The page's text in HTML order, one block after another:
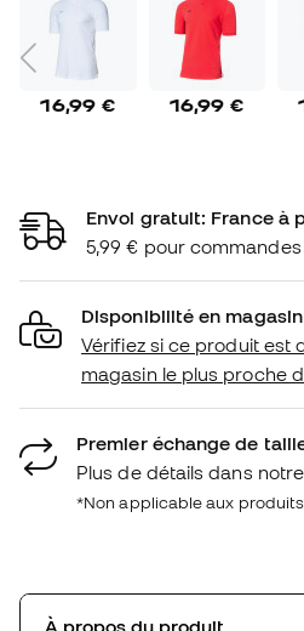
16,99 € 16,99 €
Envoi gratuit: France à
5,99 € pour
Disponibilité en magasin
Vérifiez si ce produit est
magasin le plus proche
Premier échange de
Plus de détails dans notre
*Non applicable aux
À propos du produit